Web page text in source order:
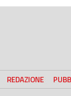
REDAZIONE